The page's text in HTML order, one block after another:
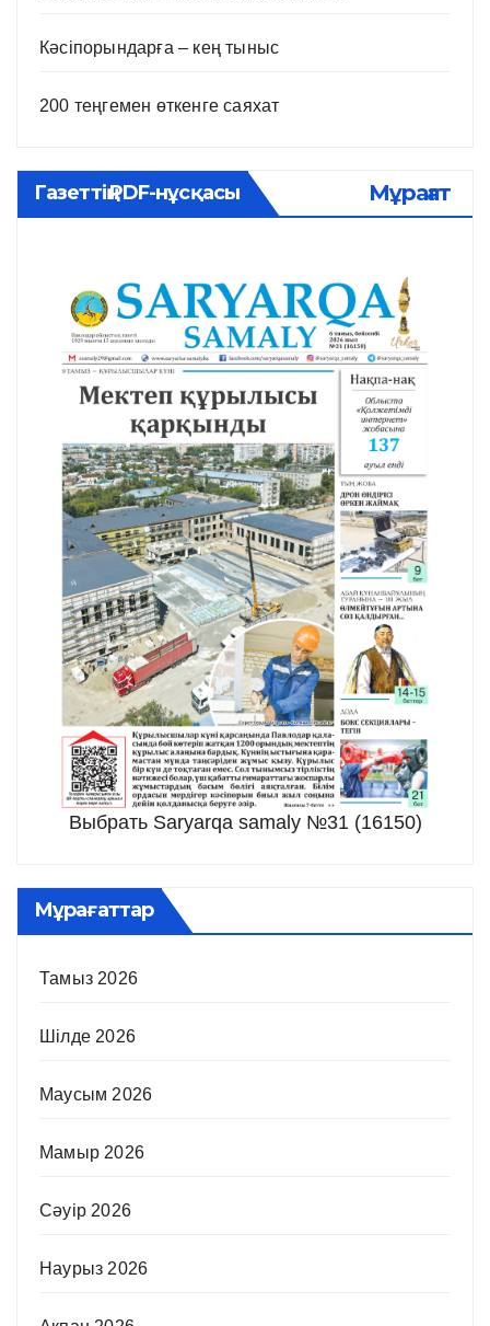
Кәсіпорындарға – кең тыныс
200 теңгемен өткенге саяхат
Газеттің PDF-нұсқасы Мұрағат
Выбрать Saryarqa samaly №31 (16150)
Мұрағаттар
Тамыз 2026
Шілде 2026
Маусым 2026
Мамыр 2026
Сәуір 2026
Наурыз 2026